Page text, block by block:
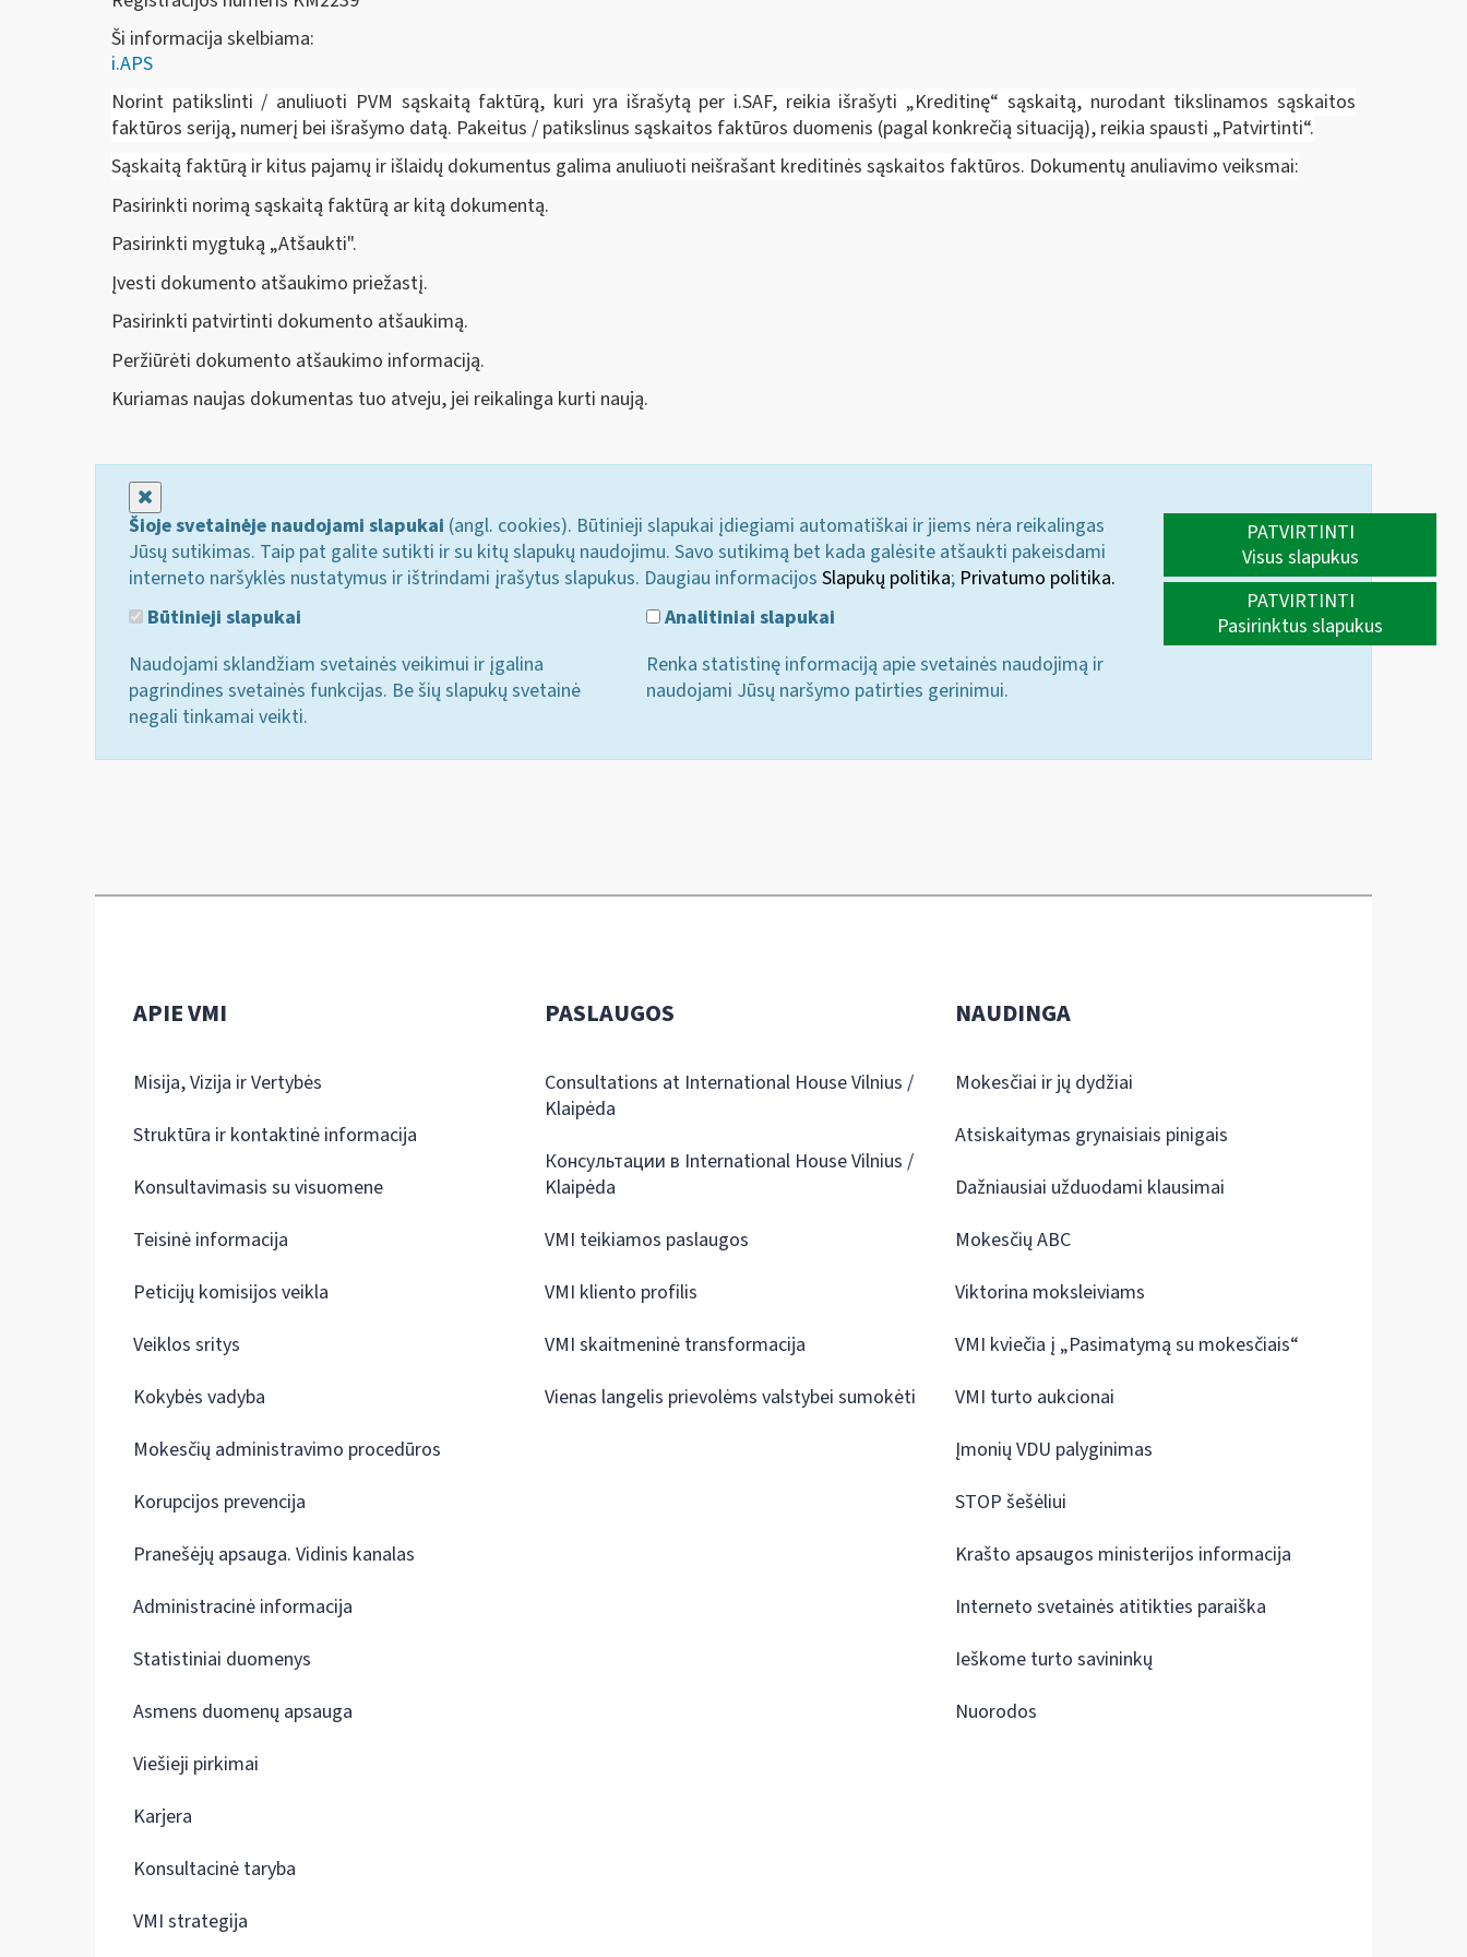
Ši informacija skelbiama:
i.APS
Norint patikslinti / anuliuoti PVM sąskaitą faktūrą, kuri yra išrašytą per i.SAF, reikia išrašyti „Kreditinę“ sąskaitą, nurodant tikslinamos sąskaitos
faktūros seriją, numerį bei išrašymo datą. Pakeitus / patikslinus sąskaitos faktūros duomenis (pagal konkrečią situaciją), reikia spausti „Patvirtinti“.
Sąskaitą faktūrą ir kitus pajamų ir išlaidų dokumentus galima anuliuoti neišrašant kreditinės sąskaitos faktūros. Dokumentų anuliavimo veiksmai:
Pasirinkti norimą sąskaitą faktūrą ar kitą dokumentą.
Pasirinkti mygtuką „Atšaukti".
Įvesti dokumento atšaukimo priežastį.
Pasirinkti patvirtinti dokumento atšaukimą.
Peržiūrėti dokumento atšaukimo informaciją.
Kuriamas naujas dokumentas tuo atveju, jei reikalinga kurti naują.
Šioje svetainėje naudojami slapukai (angl. cookies). Būtinieji slapukai įdiegiami automatiškai ir jiems nėra reikalingas
Jūsų sutikimas. Taip pat galite sutikti ir su kitų slapukų naudojimu. Savo sutikimą bet kada galėsite atšaukti pakeisdami
interneto naršyklės nustatymus ir ištrindami įrašytus slapukus. Daugiau informacijos Slapukų politika; Privatumo politika.
Būtinieji slapukai
Naudojami sklandžiam svetainės veikimui ir įgalina
pagrindines svetainės funkcijas. Be šių slapukų svetainė
negali tinkamai veikti.
Analitiniai slapukai
Renka statistinę informaciją apie svetainės naudojimą ir
naudojami Jūsų naršymo patirties gerinimui.
PATVIRTINTI
Visus slapukus
PATVIRTINTI
Pasirinktus slapukus
APIE VMI
Misija, Vizija ir Vertybės
Struktūra ir kontaktinė informacija
Konsultavimasis su visuomene
Teisinė informacija
Peticijų komisijos veikla
Veiklos sritys
Kokybės vadyba
Mokesčių administravimo procedūros
Korupcijos prevencija
Pranešėjų apsauga. Vidinis kanalas
Administracinė informacija
Statistiniai duomenys
Asmens duomenų apsauga
Viešieji pirkimai
Karjera
Konsultacinė taryba
VMI strategija
PASLAUGOS
Consultations at International House Vilnius /
Klaipėda
Консультации в International House Vilnius /
Klaipėda
VMI teikiamos paslaugos
VMI kliento profilis
VMI skaitmeninė transformacija
Vienas langelis prievolėms valstybei sumokėti
NAUDINGA
Mokesčiai ir jų dydžiai
Atsiskaitymas grynaisiais pinigais
Dažniausiai užduodami klausimai
Mokesčių ABC
Viktorina moksleiviams
VMI kviečia į „Pasimatymą su mokesčiais“
VMI turto aukcionai
Įmonių VDU palyginimas
STOP šešėliui
Krašto apsaugos ministerijos informacija
Interneto svetainės atitikties paraiška
Ieškome turto savininkų
Nuorodos